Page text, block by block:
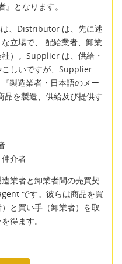
となります。
、Distributor は、先に述
立場で、 配給業者、卸業
）。Supplier は、供給・
しいですが、Supplier
製造業者・日本語のメー
を製造、供給及び提供す
介者
業者と卸業者間の売買契
です。彼らは商品を買
と買い手（卸業者）を取
得ます。